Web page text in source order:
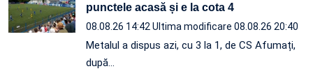
punctele acasă și e la cota 4
08.08.26 14:42 Ultima modificare 08.08.26 20:40
Metalul a dispus azi, cu 3 la 1, de CS Afumați,
după…